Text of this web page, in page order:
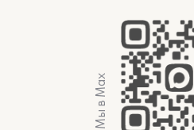
Мы в Max